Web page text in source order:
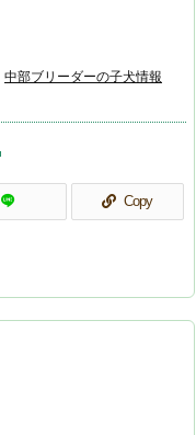
中部ブリーダーの子犬情報
Copy